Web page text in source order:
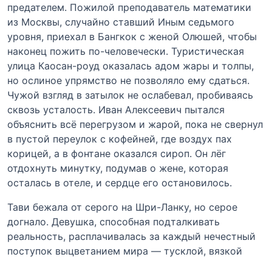
предателем. Пожилой преподаватель математики
из Москвы, случайно ставший Иным седьмого
уровня, приехал в Бангкок с женой Олюшей, чтобы
наконец пожить по-человечески. Туристическая
улица Каосан-роуд оказалась адом жары и толпы,
но ослиное упрямство не позволяло ему сдаться.
Чужой взгляд в затылок не ослабевал, пробиваясь
сквозь усталость. Иван Алексеевич пытался
объяснить всё перегрузом и жарой, пока не свернул
в пустой переулок с кофейней, где воздух пах
корицей, а в фонтане оказался сироп. Он лёг
отдохнуть минутку, подумав о жене, которая
осталась в отеле, и сердце его остановилось.
Тави бежала от серого на Шри-Ланку, но серое
догнало. Девушка, способная подталкивать
реальность, расплачивалась за каждый нечестный
поступок выцветанием мира — тусклой, вязкой